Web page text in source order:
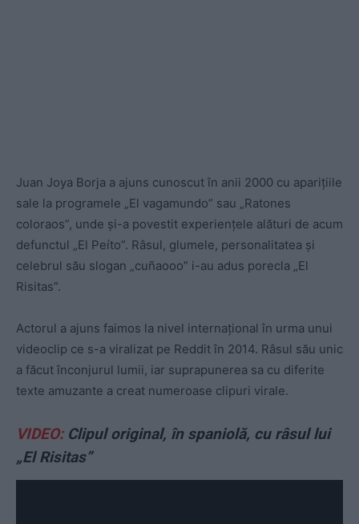
Juan Joya Borja a ajuns cunoscut în anii 2000 cu apariţiile
sale la programele „El vagamundo” sau „Ratones
coloraos”, unde şi-a povestit experienţele alături de acum
defunctul „El Peíto”. Râsul, glumele, personalitatea şi
celebrul său slogan „cuñaooo” i-au adus porecla „El
Risitas”.
Actorul a ajuns faimos la nivel internaţional în urma unui
videoclip ce s-a viralizat pe Reddit în 2014. Râsul său unic
a făcut înconjurul lumii, iar suprapunerea sa cu diferite
texte amuzante a creat numeroase clipuri virale.
VIDEO:Clipul original, în spaniolă, cu râsul lui
„El Risitas”